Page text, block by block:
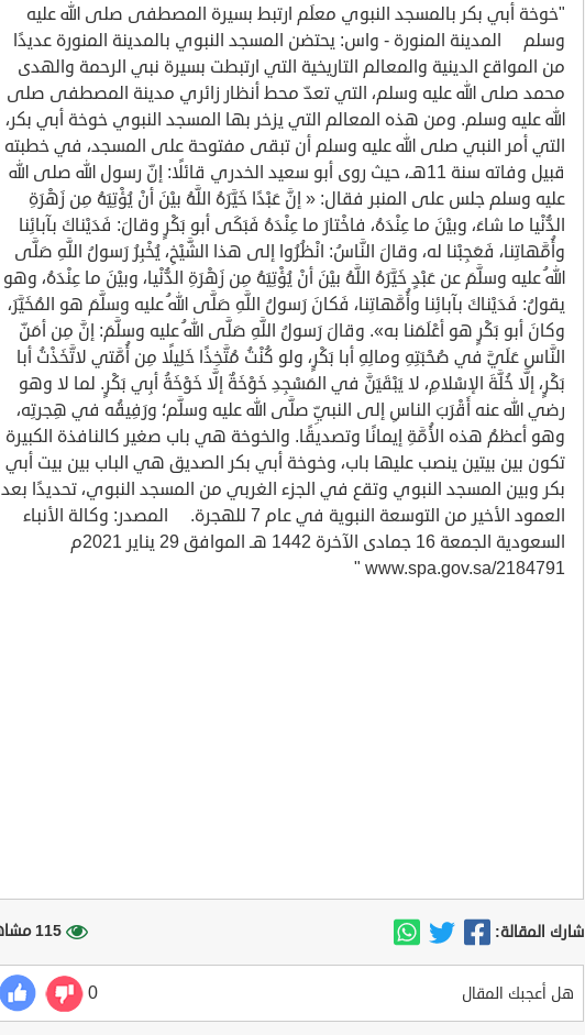
"خوخة أبي بكر بالمسجد النبوي معلَم ارتبط بسيرة المصطفى صلى الله عليه
وسلم المدينة المنورة - واس: يحتضن المسجد النبوي بالمدينة المنورة عديدًا
من المواقع الدينية والمعالم التاريخية التي ارتبطت بسيرة نبي الرحمة والهدى
محمد صلى الله عليه وسلم، التي تعدّ محط أنظار زائري مدينة المصطفى صلى
الله عليه وسلم. ومن هذه المعالم التي يزخر بها المسجد النبوي خوخة أبي بكر،
التي أمر النبي صلى الله عليه وسلم أن تبقى مفتوحة على المسجد، في خطبته
قبيل وفاته سنة 11هـ، حيث روى أبو سعيد الخدري قائلًا: إنّ رسول الله صلى الله
عليه وسلم جلس على المنبر فقال: « إنَّ عَبْدًا خَيَّرَهُ اللَّهُ بيْنَ أنْ يُؤْتِيَهُ مِن زَهْرَةِ
الدُّنْيا ما شاءَ، وبيْنَ ما عِنْدَهُ، فاخْتارَ ما عِنْدَهُ فَبَكَى أبو بَكْرٍ وقالَ: فَدَيْناكَ بآبائِنا
وأُمَّهاتِنا، فَعَجِبْنا له، وقالَ النَّاسُ: انْظُرُوا إلى هذا الشَّيْخِ، يُخْبِرُ رَسولُ اللَّهِ صَلَّى
اللهُ عليه وسلَّمَ عن عَبْدٍ خَيَّرَهُ اللَّهُ بيْنَ أنْ يُؤْتِيَهُ مِن زَهْرَةِ الدُّنْيا، وبيْنَ ما عِنْدَهُ، وهو
يقولُ: فَدَيْناكَ بآبائِنا وأُمَّهاتِنا، فَكانَ رَسولُ اللَّهِ صَلَّى اللهُ عليه وسلَّمَ هو المُخَيَّرَ،
وكانَ أبو بَكْرٍ هو أعْلَمَنا به». وقالَ رَسولُ اللَّهِ صَلَّى اللهُ عليه وسلَّمَ: إنَّ مِن أمَنِّ
النَّاسِ عَلَيَّ في صُحْبَتِهِ ومالِهِ أبا بَكْرٍ، ولو كُنْتُ مُتَّخِذًا خَلِيلًا مِن أُمَّتي لاتَّخَذْتُ أبا
بَكْرٍ، إلَّا خُلَّةَ الإسْلامِ، لا يَبْقَيَنَّ في المَسْجِدِ خَوْخَةٌ إلَّا خَوْخَةُ أبِي بَكْرٍ. لما لا وهو
رضي الله عنه أَقْرَبَ الناسِ إلى النبيِّ صلَّى الله عليه وسلَّم؛ ورَفِيقُه في هِجرتِه،
وهو أعظمُ هذه الأُمَّةِ إيمانًا وتصديقًا. والخوخة هي باب صغير كالنافذة الكبيرة
تكون بين بيتين ينصب عليها باب، وخوخة أبي بكر الصديق هي الباب بين بيت أبي
بكر وبين المسجد النبوي وتقع في الجزء الغربي من المسجد النبوي، تحديدًا بعد
العمود الأخير من التوسعة النبوية في عام 7 للهجرة. المصدر: وكالة الأنباء
السعودية الجمعة 16 جمادى الآخرة 1442 هـ الموافق 29 يناير 2021م
www.spa.gov.sa/2184791 "
شارك المقالة: 115 مشاهدة
هل أعجبك المقال 0